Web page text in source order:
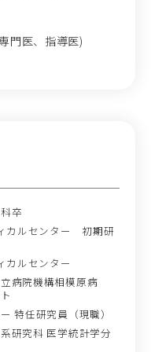
門医、指導医)
卒
カルセンター 初期研
カルセンター
病院機構相模原病
特任研究員（現職）
研究科 医学統計学分